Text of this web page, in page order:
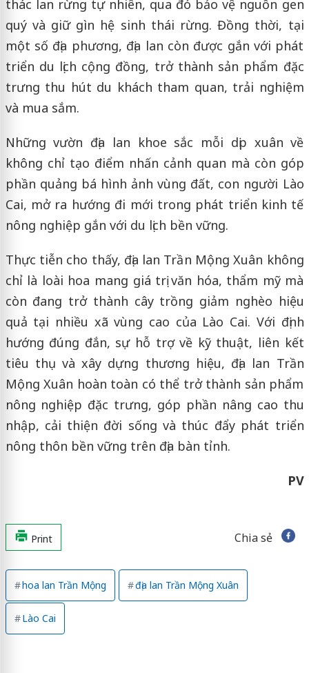
thác lan rừng tự nhiên, qua đó bảo vệ nguồn gen
quý và giữ gìn hệ sinh thái rừng. Đồng thời, tại
một số địa phương, địa lan còn được gắn với phát
triển du lịch cộng đồng, trở thành sản phẩm đặc
trưng thu hút du khách tham quan, trải nghiệm
và mua sắm.
Những vườn địa lan khoe sắc mỗi dịp xuân về
không chỉ tạo điểm nhấn cảnh quan mà còn góp
phần quảng bá hình ảnh vùng đất, con người Lào
Cai, mở ra hướng đi mới trong phát triển kinh tế
nông nghiệp gắn với du lịch bền vững.
Thực tiễn cho thấy, địa lan Trần Mộng Xuân không
chỉ là loài hoa mang giá trị văn hóa, thẩm mỹ mà
còn đang trở thành cây trồng giảm nghèo hiệu
quả tại nhiều xã vùng cao của Lào Cai. Với định
hướng đúng đắn, sự hỗ trợ về kỹ thuật, liên kết
tiêu thụ và xây dựng thương hiệu, địa lan Trần
Mộng Xuân hoàn toàn có thể trở thành sản phẩm
nông nghiệp đặc trưng, góp phần nâng cao thu
nhập, cải thiện đời sống và thúc đẩy phát triển
nông thôn bền vững trên địa bàn tỉnh.
PV
Print Chia sẻ
hoa lan Trần Mộng địa lan Trần Mộng Xuân
Lào Cai